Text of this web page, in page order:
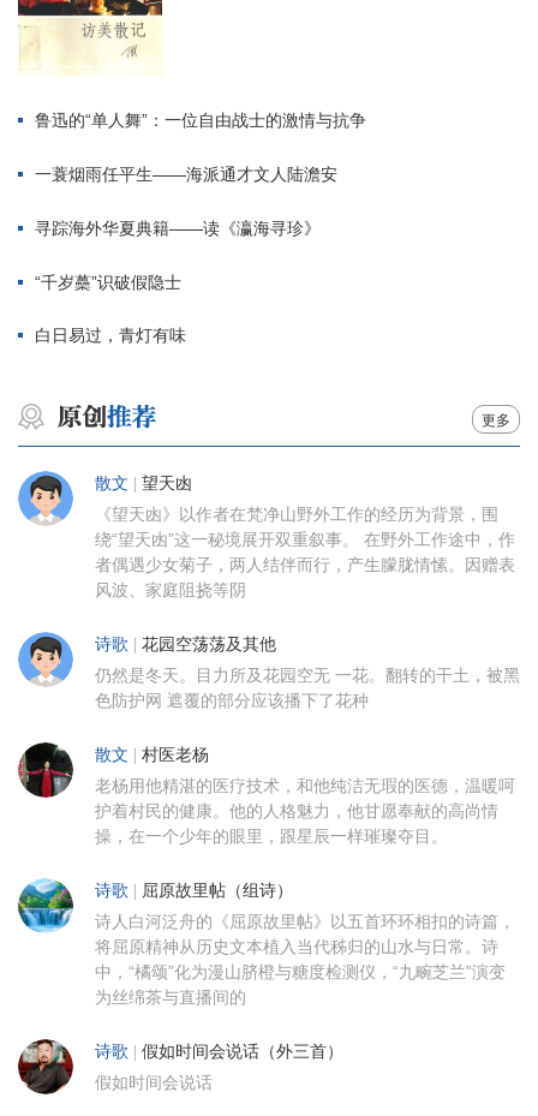
鲁迅的“单人舞”：一位自由战士的激情与抗争
一蓑烟雨任平生——海派通才文人陆澹安
寻踪海外华夏典籍——读《瀛海寻珍》
“千岁蘽”识破假隐士
白日易过，青灯有味
更多
散文 | 望天凼
《望天凼》以作者在梵净山野外工作的经历为背景，围
绕“望天凼”这一秘境展开双重叙事。 在野外工作途中，作
者偶遇少女菊子，两人结伴而行，产生朦胧情愫。因赠表
风波、家庭阻挠等阴
诗歌 | 花园空荡荡及其他
仍然是冬天。目力所及花园空无 一花。翻转的干土，被黑
色防护网 遮覆的部分应该播下了花种
散文 | 村医老杨
老杨用他精湛的医疗技术，和他纯洁无瑕的医德，温暖呵
护着村民的健康。他的人格魅力，他甘愿奉献的高尚情
操，在一个少年的眼里，跟星辰一样璀璨夺目。
诗歌 | 屈原故里帖（组诗）
诗人白河泛舟的《屈原故里帖》以五首环环相扣的诗篇，
将屈原精神从历史文本植入当代秭归的山水与日常。诗
中，“橘颂”化为漫山脐橙与糖度检测仪，“九畹芝兰”演变
为丝绵茶与直播间的
诗歌 | 假如时间会说话（外三首）
假如时间会说话